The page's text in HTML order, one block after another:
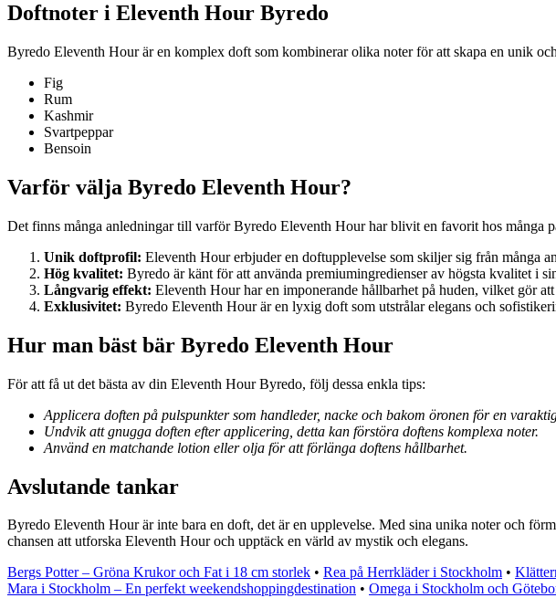
Doftnoter i Eleventh Hour Byredo
Byredo Eleventh Hour är en komplex doft som kombinerar olika noter för att skapa en unik
Fig
Rum
Kashmir
Svartpeppar
Bensoin
Varför välja Byredo Eleventh Hour?
Det finns många anledningar till varför Byredo Eleventh Hour har blivit en favorit hos många
Unik doftprofil: Eleventh Hour erbjuder en doftupplevelse som skiljer sig från många
Hög kvalitet: Byredo är känt för att använda premiumingredienser av högsta kvalitet i
Långvarig effekt: Eleventh Hour har en imponerande hållbarhet på huden, vilket gör
Exklusivitet: Byredo Eleventh Hour är en lyxig doft som utstrålar elegans och
Hur man bäst bär Byredo Eleventh Hour
För att få ut det bästa av din Eleventh Hour Byredo, följ dessa enkla tips:
Applicera doften på pulspunkter som handleder, nacke och bakom öronen för en
Undvik att gnugga doften efter applicering, detta kan förstöra doftens komplexa noter.
Använd en matchande lotion eller olja för att förlänga doftens hållbarhet.
Avslutande tankar
Byredo Eleventh Hour är inte bara en doft, det är en upplevelse. Med sina unika noter och
chansen att utforska Eleventh Hour och upptäck en värld av mystik och elegans.
Bergs Potter – Gröna Krukor och Fat i 18 cm storlek • Rea på Herrkläder i Stockholm •
Mara i Stockholm – En perfekt weekendshoppingdestination • Omega i Stockholm och